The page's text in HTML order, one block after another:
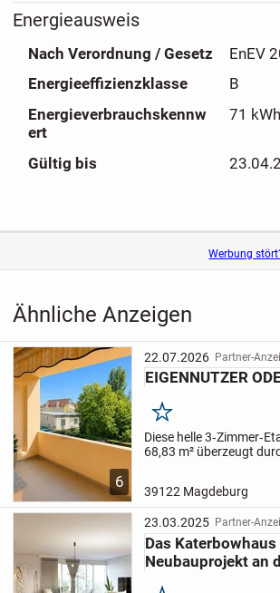
Energieausweis
Nach Verordnung / Gesetz
EnEV
Energieeffizienzklasse
B
Energieverbrauchskennw
ert
71
Gültig bis
Werbung
Ähnliche Anzeigen
6
22.07.2026 Partner-
EIGENNUTZER
Merken
Diese helle
68,83 m² überzeugt
39122 Magdeburg
23.03.2025 Partner-
Das
Neubauprojekt an